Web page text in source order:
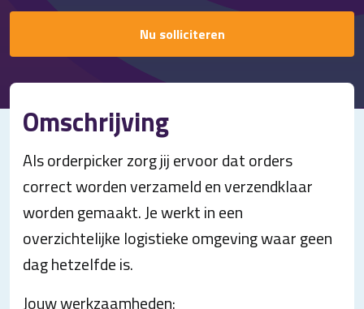
Nu solliciteren
Omschrijving
Als orderpicker zorg jij ervoor dat orders
correct worden verzameld en verzendklaar
worden gemaakt. Je werkt in een
overzichtelijke logistieke omgeving waar geen
dag hetzelfde is.
Jouw werkzaamheden: